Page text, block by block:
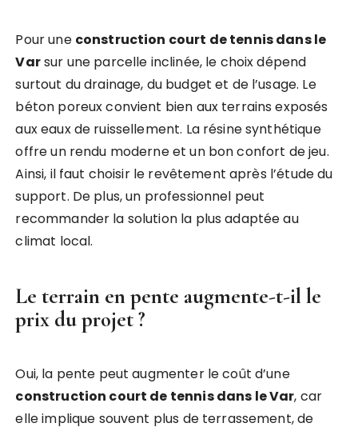
Pour une construction court de tennis dans le
Varsur une parcelle inclinée, le choix dépend
surtout du drainage, du budget et de l’usage. Le
béton poreux convient bien aux terrains exposés
aux eaux de ruissellement. La résine synthétique
offre un rendu moderne et un bon confort de jeu.
Ainsi, il faut choisir le revêtement après l’étude du
support. De plus, un professionnel peut
recommander la solution la plus adaptée au
climat local.
Le terrain en pente augmente-t-il le
prix du projet ?
Oui, la pente peut augmenter le coût d’une
construction court de tennis dans le Var, car
elle implique souvent plus de terrassement, de